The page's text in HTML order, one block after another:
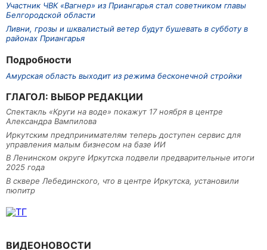
Участник ЧВК «Вагнер» из Приангарья стал советником главы
Белгородской области
Ливни, грозы и шквалистый ветер будут бушевать в субботу в
районах Приангарья
Подробности
Амурская область выходит из режима бесконечной стройки
ГЛАГОЛ: ВЫБОР РЕДАКЦИИ
Спектакль «Круги на воде» покажут 17 ноября в центре
Александра Вампилова
Иркутским предпринимателям теперь доступен сервис для
управления малым бизнесом на базе ИИ
В Ленинском округе Иркутска подвели предварительные итоги
2025 года
В сквере Лебединского, что в центре Иркутска, установили
пюпитр
ВИДЕОНОВОСТИ